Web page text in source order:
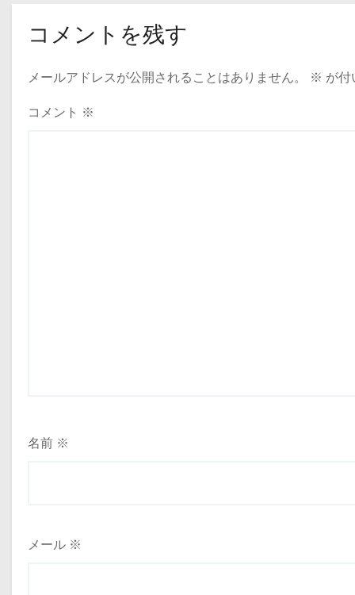
ー
シ
ョ
コメントを残す
メールアドレスが公開されることはありません。 ※ が付
コメント ※
名前 ※
メール ※